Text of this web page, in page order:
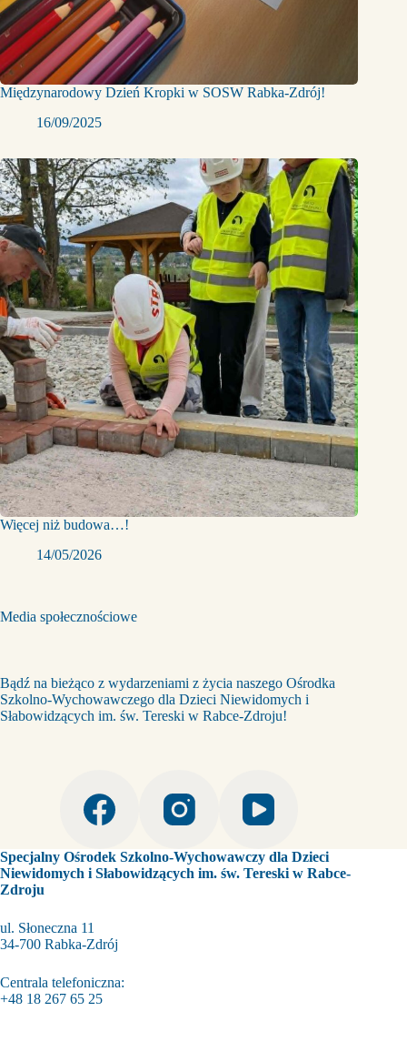
Międzynarodowy Dzień Kropki w SOSW Rabka-Zdrój!
16/09/2025
Więcej niż budowa…!
14/05/2026
Media społecznościowe
Bądź na bieżąco z wydarzeniami z życia naszego Ośrodka
Szkolno-Wychowawczego dla Dzieci Niewidomych i
Słabowidzących im. św. Tereski w Rabce-Zdroju!
Specjalny Ośrodek Szkolno-Wychowawczy dla Dzieci
Niewidomych i Słabowidzących im. św. Tereski w Rabce-
Zdroju
ul. Słoneczna 11
34-700 Rabka-Zdrój
Centrala telefoniczna:
+48 18 267 65 25